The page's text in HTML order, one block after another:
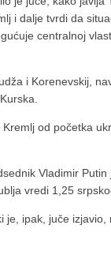
i dalje tvrdi da
centralnoj
i Korenevskij,
od početka
Vladimir
vredi 1,25
ipak, juče